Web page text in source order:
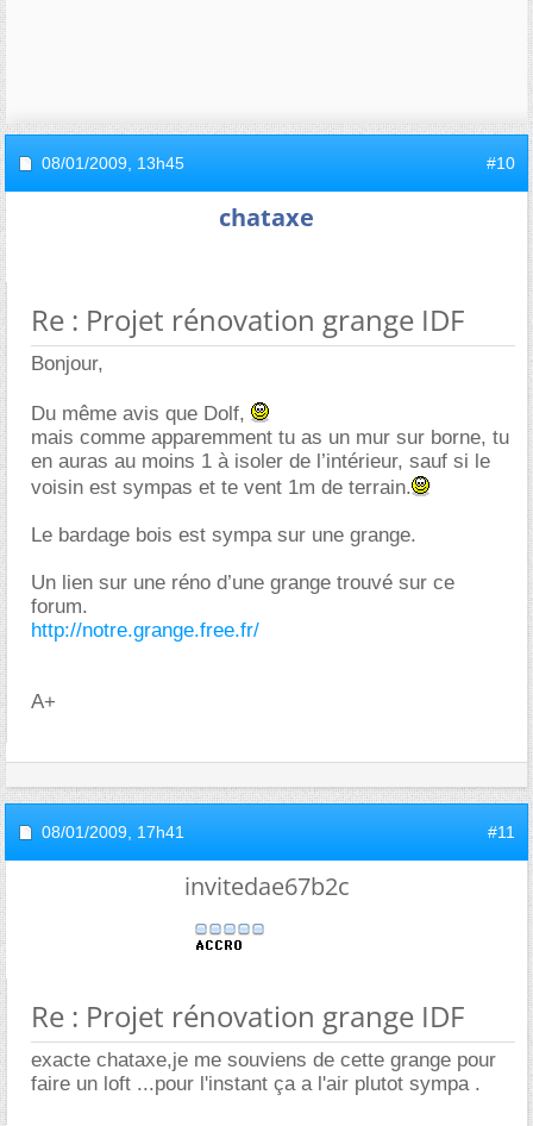
08/01/2009, 13h45 #10
chataxe
Re : Projet rénovation grange IDF
Bonjour,
Du même avis que Dolf,
mais comme apparemment tu as un mur sur borne, tu
en auras au moins 1 à isoler de l’intérieur, sauf si le
voisin est sympas et te vent 1m de terrain.
Le bardage bois est sympa sur une grange.
Un lien sur une réno d’une grange trouvé sur ce
forum.
http://notre.grange.free.fr/
A+
08/01/2009, 17h41 #11
invitedae67b2c
Re : Projet rénovation grange IDF
exacte chataxe,je me souviens de cette grange pour
faire un loft ...pour l'instant ça a l'air plutot sympa .